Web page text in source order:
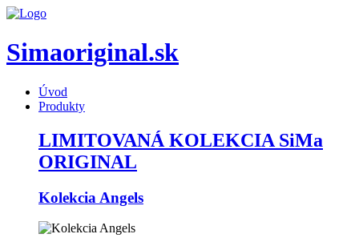
Simaoriginal.sk
Úvod
Produkty
LIMITOVANÁ KOLEKCIA SiMa
ORIGINAL
Kolekcia Angels